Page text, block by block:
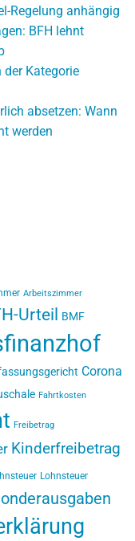
Regelung anhängig
BFH lehnt
der Kategorie
absetzen: Wann
werden
Arbeitszimmer
Urteil BMF
Corona
Fahrtkosten
Freibetrag
Kinderfreibetrag
Lohnsteuer